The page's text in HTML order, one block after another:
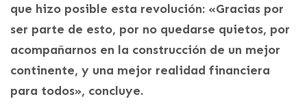
que hizo posible esta revolución: «Gracias por
ser parte de esto, por no quedarse quietos, por
acompañarnos en la construcción de un mejor
continente, y una mejor realidad financiera
para todos», concluye.